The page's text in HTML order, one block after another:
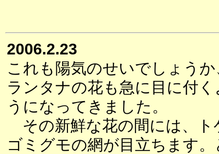
2006.2.23
これも陽気のせいでしょうか
ランタナの花も急に目に付く
うになってきました。
その新鮮な花の間には、ト
ゴミグモの網が目立ちます。